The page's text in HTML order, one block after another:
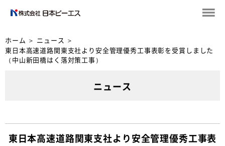
ホーム ＞ ニュース ＞
東日本高速道路関東支社より安全管理優秀工事表彰を受賞しました
（中山新田橋はく落対策工事）
ニュース
東日本高速道路関東支社より安全管理優秀工事表